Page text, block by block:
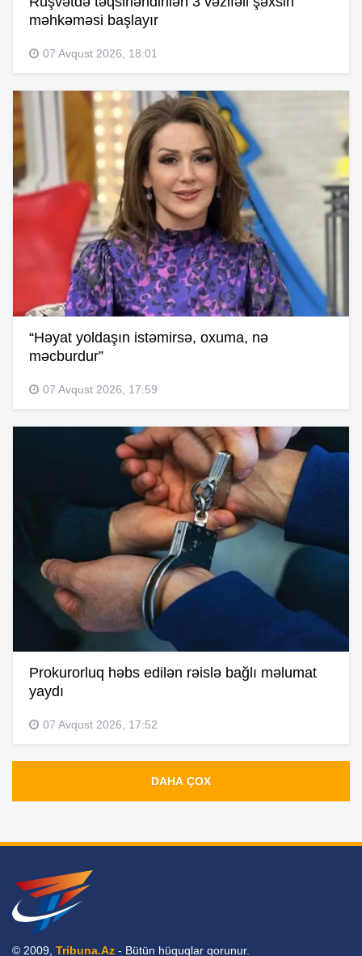
məhkəməsi başlayır
07 Avqust 2026, 18:01
“Həyat yoldaşın istəmirsə, oxuma, nə
məcburdur”
07 Avqust 2026, 17:59
Prokurorluq həbs edilən rəislə bağlı məlumat
yaydı
07 Avqust 2026, 17:52
DAHA ÇOX
© 2009, Tribuna.Az - Bütün hüquqlar qorunur.